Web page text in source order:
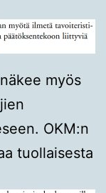
myös
OKM:n
tuollaisesta